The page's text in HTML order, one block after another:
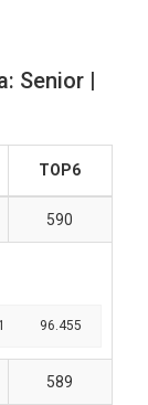
Senior |
TOP6
590
96.455
589